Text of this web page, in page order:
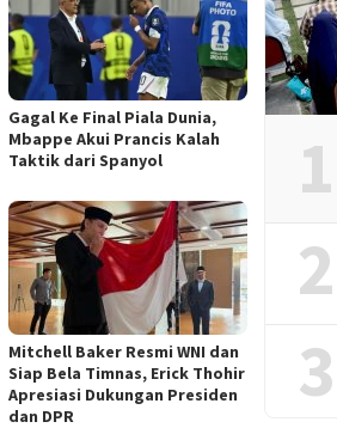
Gagal Ke Final Piala Dunia,
Mbappe Akui Prancis Kalah
Taktik dari Spanyol
Mitchell Baker Resmi WNI dan
Siap Bela Timnas, Erick Thohir
Apresiasi Dukungan Presiden
dan DPR
1
2
3